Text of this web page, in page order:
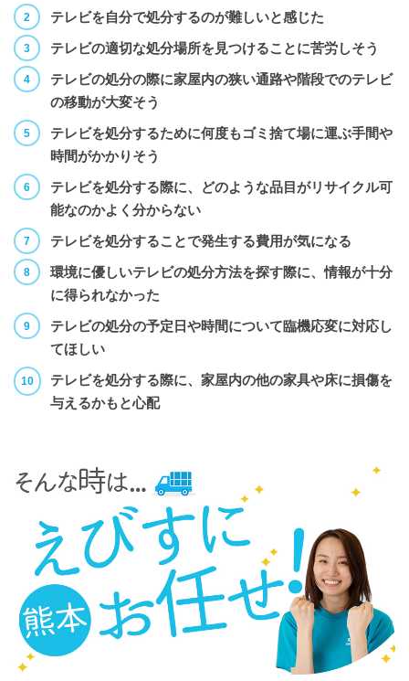
テレビを自分で処分するのが難しいと感じた
テレビの適切な処分場所を見つけることに苦労しそう
テレビの処分の際に家屋内の狭い通路や階段でのテレビ
の移動が大変そう
テレビを処分するために何度もゴミ捨て場に運ぶ手間や
時間がかかりそう
テレビを処分する際に、どのような品目がリサイクル可
能なのかよく分からない
テレビを処分することで発生する費用が気になる
環境に優しいテレビの処分方法を探す際に、情報が十分
に得られなかった
テレビの処分の予定日や時間について臨機応変に対応し
てほしい
テレビを処分する際に、家屋内の他の家具や床に損傷を
与えるかもと心配